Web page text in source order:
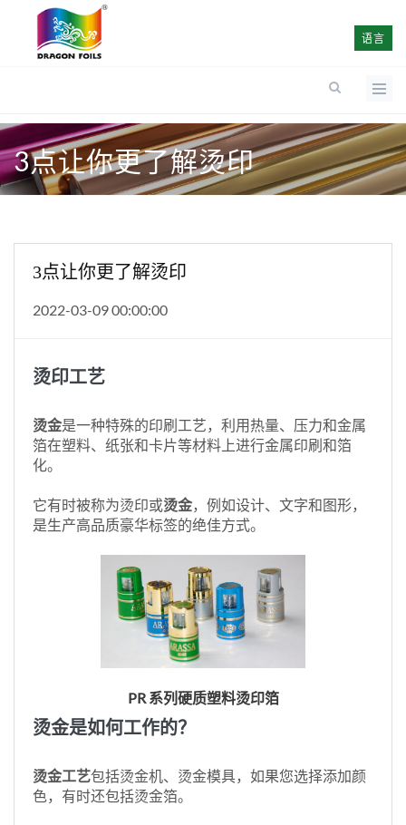
语言
3点让你更了解烫印
3点让你更了解烫印
2022-03-09 00:00:00
烫印工艺
烫金是一种特殊的印刷工艺，利用热量、压力和金属
箔在塑料、纸张和卡片等材料上进行金属印刷和箔
化。
它有时被称为烫印或烫金，例如设计、文字和图形，
是生产高品质豪华标签的绝佳方式。
PR 系列硬质塑料烫印箔
烫金是如何工作的？
烫金工艺包括烫金机、烫金模具，如果您选择添加颜
色，有时还包括烫金箔。